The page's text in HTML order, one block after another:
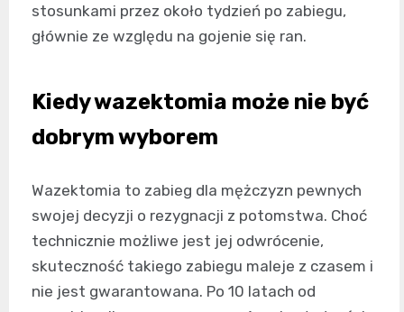
stosunkami przez około tydzień po zabiegu,
głównie ze względu na gojenie się ran.
Kiedy wazektomia może nie być
dobrym wyborem
Wazektomia to zabieg dla mężczyzn pewnych
swojej decyzji o rezygnacji z potomstwa. Choć
technicznie możliwe jest jej odwrócenie,
skuteczność takiego zabiegu maleje z czasem i
nie jest gwarantowana. Po 10 latach od